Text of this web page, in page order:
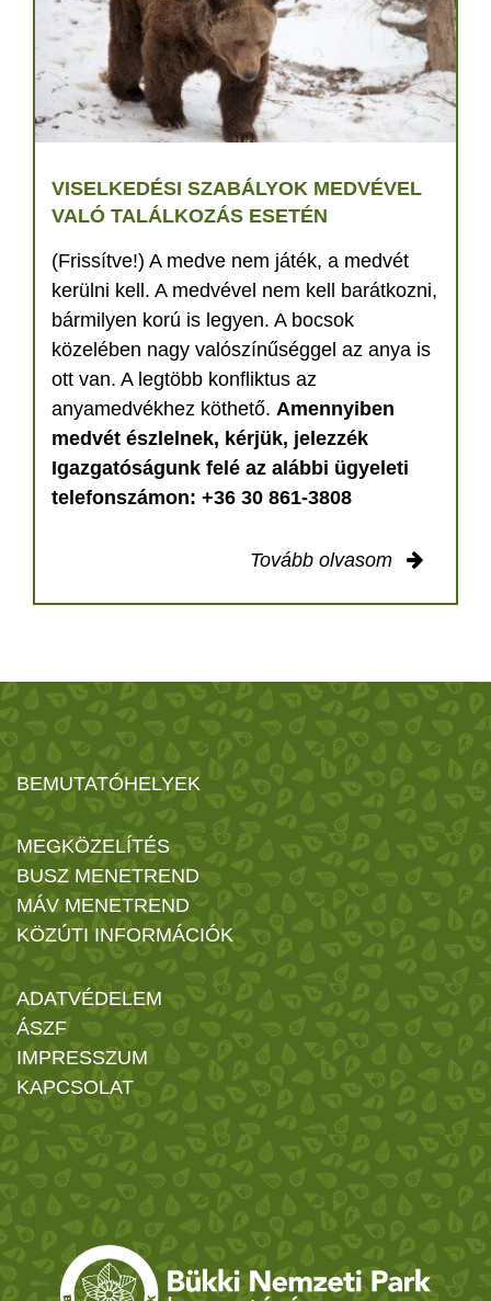
VISELKEDÉSI SZABÁLYOK MEDVÉVEL
VALÓ TALÁLKOZÁS ESETÉN
(Frissítve!) A medve nem játék, a medvét
kerülni kell. A medvével nem kell barátkozni,
bármilyen korú is legyen. A bocsok
közelében nagy valószínűséggel az anya is
ott van. A legtöbb konfliktus az
anyamedvékhez köthető. Amennyiben
medvét észlelnek, kérjük, jelezzék
Igazgatóságunk felé az alábbi ügyeleti
telefonszámon: +36 30 861-3808
Tovább olvasom
BEMUTATÓHELYEK
MEGKÖZELÍTÉS
BUSZ MENETREND
MÁV MENETREND
KÖZÚTI INFORMÁCIÓK
ADATVÉDELEM
ÁSZF
IMPRESSZUM
KAPCSOLAT